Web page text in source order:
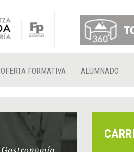
OFERTA FORMATIVA ALUMNADO